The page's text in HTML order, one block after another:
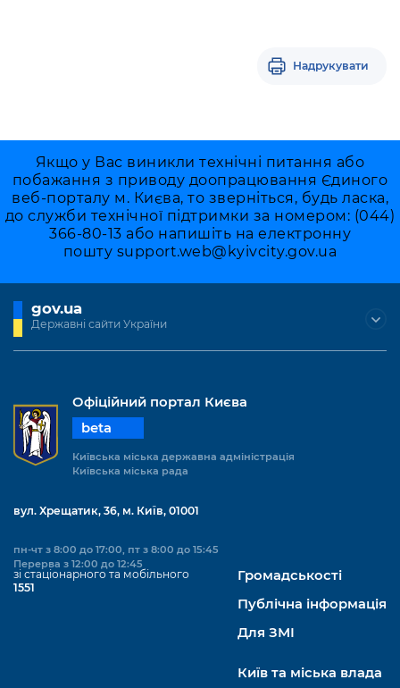
Надрукувати
Якщо у Вас виникли технічні питання або
побажання з приводу доопрацювання Єдиного
веб-порталу м. Києва, то зверніться, будь ласка,
до служби технічної підтримки за номером: (044)
366-80-13 або напишіть на електронну
пошту support.web@kyivcity.gov.ua
gov.ua
Державні сайти України
Офіційний портал Києва
beta
Київська міська державна адміністрація
Київська міська рада
вул. Хрещатик, 36, м. Київ, 01001
пн-чт з 8:00 до 17:00, пт з 8:00 до 15:45
Перерва з 12:00 до 12:45
зі стаціонарного та мобільного
1551
Громадськості
Публічна інформація
Для ЗМІ
Київ та міська влада